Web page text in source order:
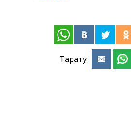
Тарату: